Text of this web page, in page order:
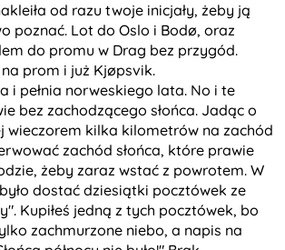
od razu twoje inicjały, żeby ją
poznać. Lot do Oslo i Bodø, oraz
do promu w Drag bez przygód.
prom i już Kjøpsvik.
i pełnia norweskiego lata. No i te
bez zachodzącego słońca. Jadąc o
wieczorem kilka kilometrów na zachód
zachód słońca, które prawie
żeby zaraz wstać z powrotem. W
dostać dziesiątki pocztówek ze
Kupiłeś jedną z tych pocztówek, bo
zachmurzone niebo, a napis na